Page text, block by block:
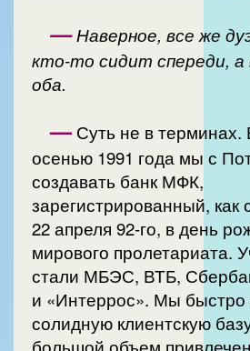
—Наверное, все же
кто-то сидит спереди,
оба.
— Суть не в терминах.
осенью 1991 года мы с
создавать банк МФК,
зарегистрированный, как
22 апреля 92-го, в день
мирового пролетариата.
стали МБЭС, ВТБ,
и «Интеррос». Мы быстро
солидную клиентскую
большой объем